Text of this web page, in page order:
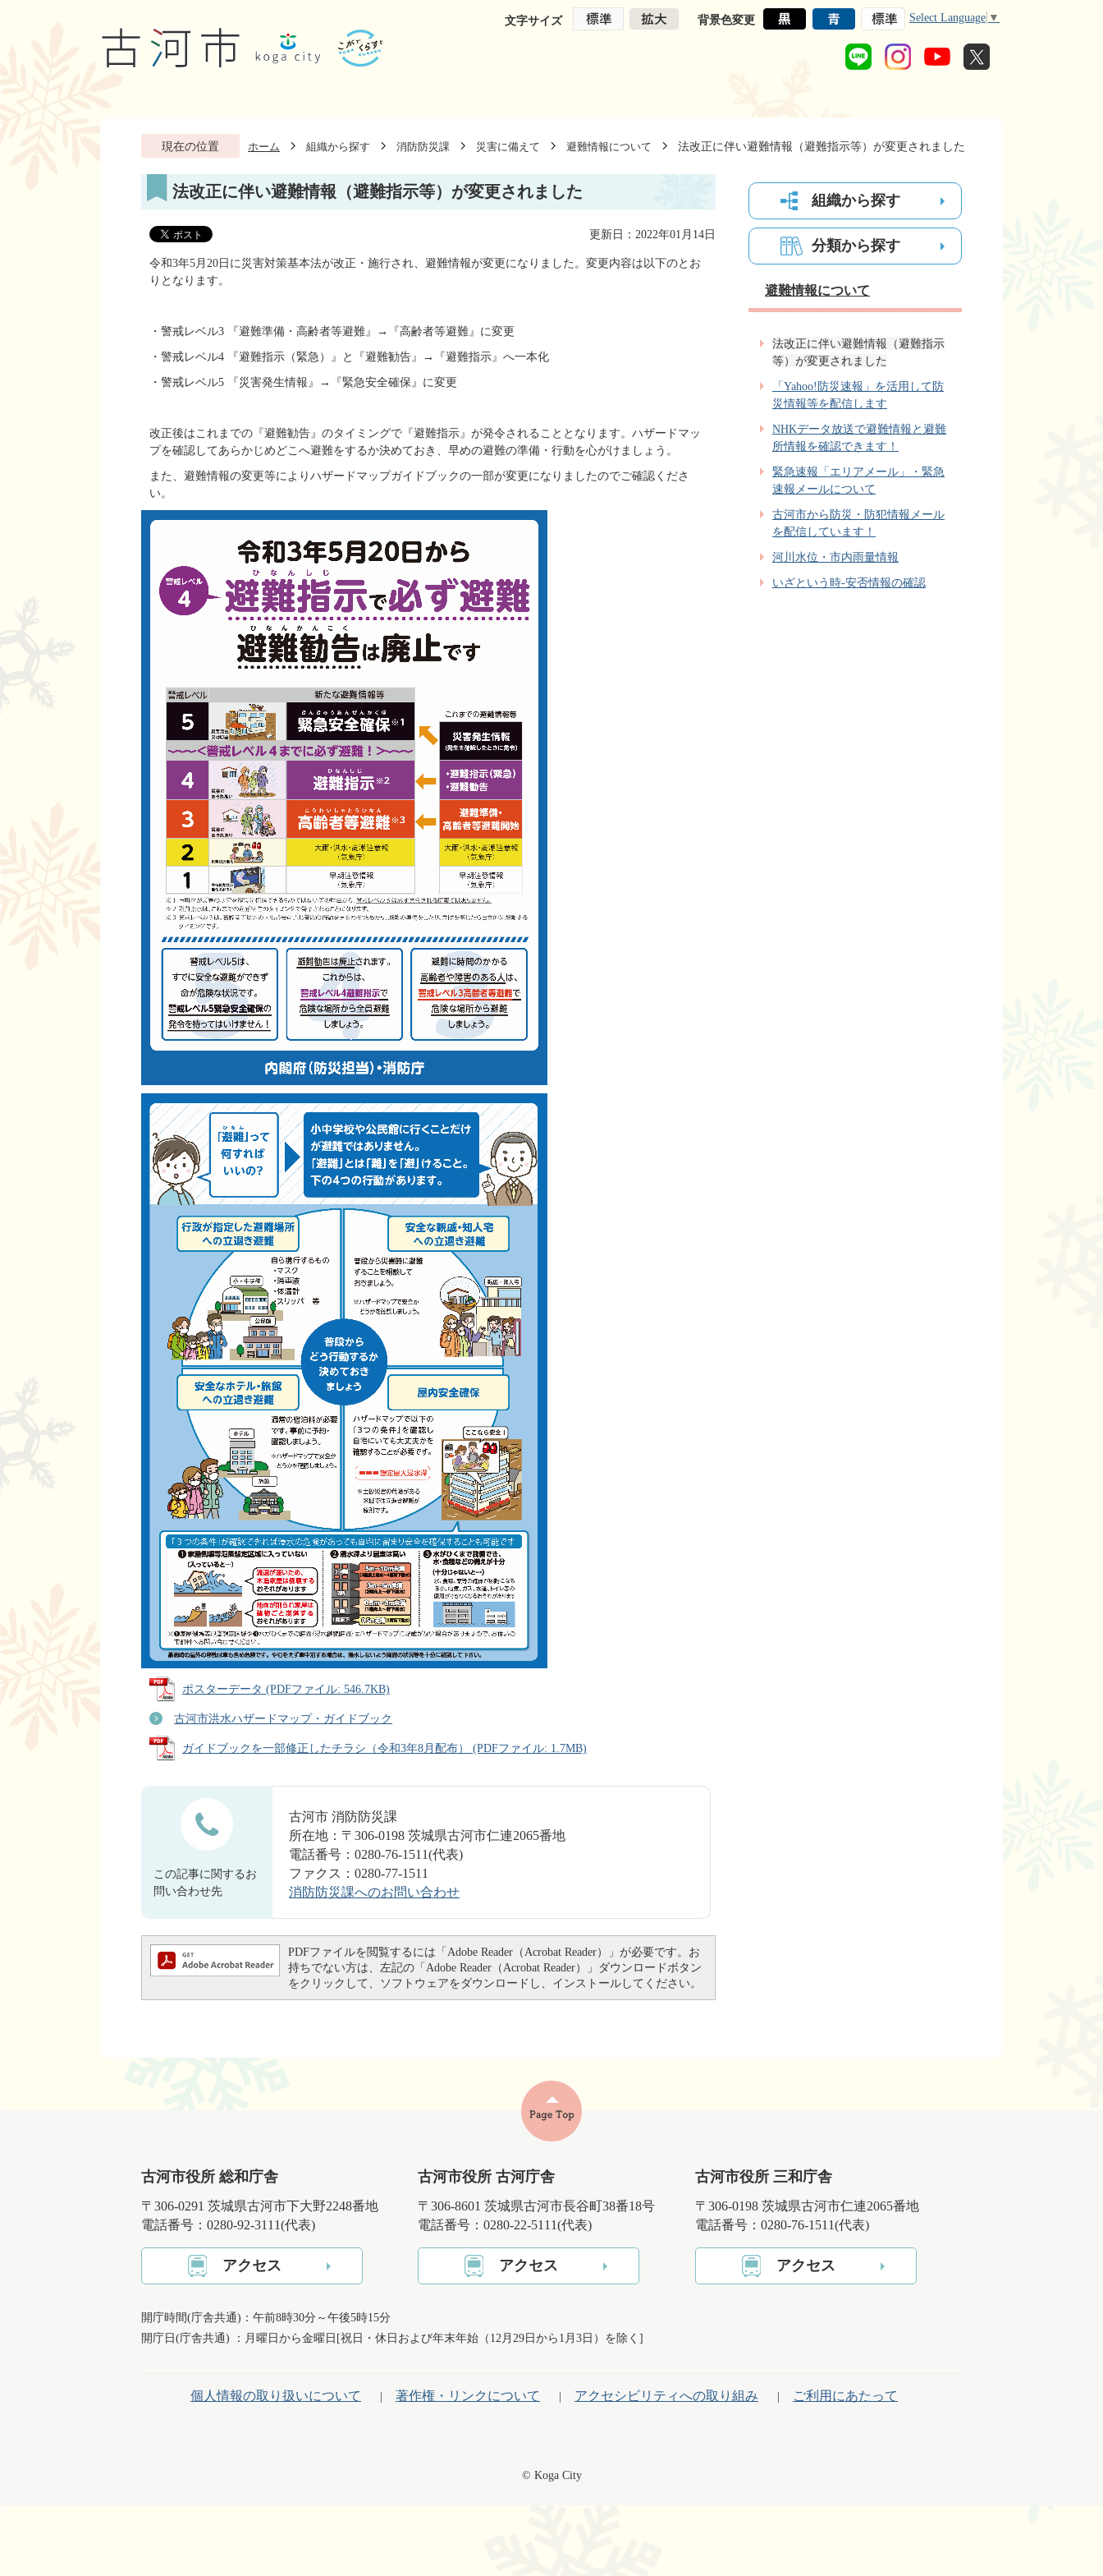
文字サイズ 背景色変更 Select Language ▼
現在の位置 ホーム 組織から探す 消防防災課 災害に備えて 避難情報について 法改正に伴い避難情報（避難指示等）が変更されました
法改正に伴い避難情報（避難指示等）が変更されました
更新日：2022年01月14日
令和3年5月20日に災害対策基本法が改正・施行され、避難情報が変更になりました。変更内容は以下のとお
りとなります。
・警戒レベル3 『避難準備・高齢者等避難』→『高齢者等避難』に変更
・警戒レベル4 『避難指示（緊急）』と『避難勧告』→『避難指示』へ一本化
・警戒レベル5 『災害発生情報』→『緊急安全確保』に変更
改正後はこれまでの『避難勧告』のタイミングで『避難指示』が発令されることとなります。ハザードマッ
プを確認してあらかじめどこへ避難をするか決めておき、早めの避難の準備・行動を心がけましょう。
また、避難情報の変更等によりハザードマップガイドブックの一部が変更になりましたのでご確認くださ
い。
ポスターデータ (PDFファイル: 546.7KB)
古河市洪水ハザードマップ・ガイドブック
ガイドブックを一部修正したチラシ（令和3年8月配布） (PDFファイル: 1.7MB)
この記事に関するお
問い合わせ先
古河市 消防防災課
所在地：〒306-0198 茨城県古河市仁連2065番地
電話番号：0280-76-1511(代表)
ファクス：0280-77-1511​​​​​​​
消防防災課へのお問い合わせ
PDFファイルを閲覧するには「Adobe Reader（Acrobat Reader）」が必要です。お
持ちでない方は、左記の「Adobe Reader（Acrobat Reader）」ダウンロードボタン
をクリックして、ソフトウェアをダウンロードし、インストールしてください。
組織から探す
分類から探す
避難情報について
法改正に伴い避難情報（避難指示
等）が変更されました
「Yahoo!防災速報」を活用して防
災情報等を配信します
NHKデータ放送で避難情報と避難
所情報を確認できます！
緊急速報「エリアメール」・緊急
速報メールについて
古河市から防災・防犯情報メール
を配信しています！
河川水位・市内雨量情報
いざという時-安否情報の確認
古河市役所 総和庁舎
〒306-0291 茨城県古河市下大野2248番地
電話番号：0280-92-3111(代表)
アクセス
古河市役所 古河庁舎
〒306-8601 茨城県古河市長谷町38番18号
電話番号：0280-22-5111(代表)
アクセス
古河市役所 三和庁舎
〒306-0198 茨城県古河市仁連2065番地
電話番号：0280-76-1511(代表)
アクセス
開庁時間(庁舎共通)：午前8時30分～午後5時15分
開庁日(庁舎共通) ：月曜日から金曜日[祝日・休日および年末年始（12月29日から1月3日）を除く]
個人情報の取り扱いについて 著作権・リンクについて アクセシビリティへの取り組み ご利用にあたって
© Koga City